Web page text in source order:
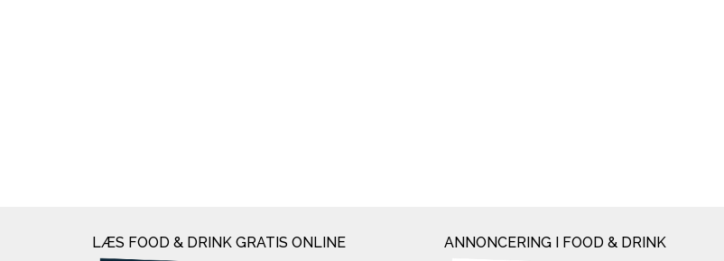
LÆS FOOD & DRINK GRATIS ONLINE ANNONCERING I FOOD & DRINK